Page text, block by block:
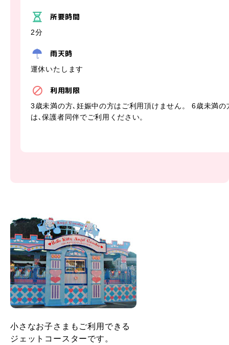
所要時間
2分
雨天時
運休いたします
利用制限
3歳未満の方､妊娠中の方はご利用頂けません。 6歳未満の
は､保護者同伴でご利用ください。
小さなお子さまもご利用できる
ジェットコースターです。